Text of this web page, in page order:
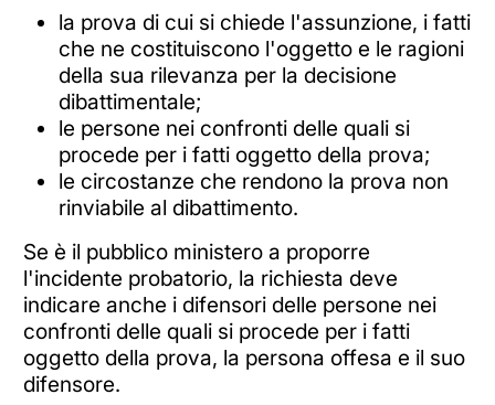
la prova di cui si chiede l'assunzione, i fatti
che ne costituiscono l'oggetto e le ragioni
della sua rilevanza per la decisione
dibattimentale;
le persone nei confronti delle quali si
procede per i fatti oggetto della prova;
le circostanze che rendono la prova non
rinviabile al dibattimento.
Se è il pubblico ministero a proporre
l'incidente probatorio, la richiesta deve
indicare anche i difensori delle persone nei
confronti delle quali si procede per i fatti
oggetto della prova, la persona offesa e il suo
difensore.